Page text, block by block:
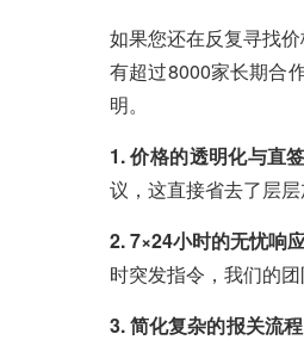
如果您还在反复寻找
有超过8000家长期合
明。
1. 价格的透明化与直
议，这直接省去了层层
2. 7×24小时的无忧响
时突发指令，我们的
3. 简化复杂的报关流